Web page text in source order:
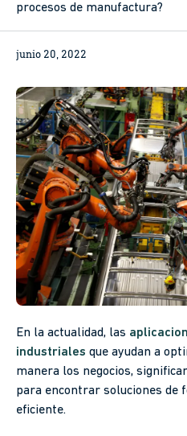
procesos de manufactura?
junio 20, 2022
En la actualidad, las
industriales que ayudan a
manera los negocios,
para encontrar soluciones de
eficiente.